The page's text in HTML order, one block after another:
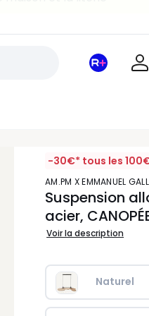
Mon
-30€* tous les
AM.PM X EMMANUEL
Suspension
acier,
Voir la description
Naturel